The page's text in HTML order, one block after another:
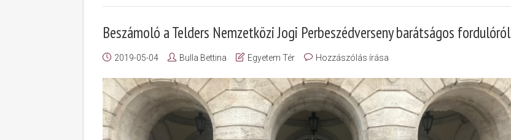
Beszámoló a Telders Nemzetközi Jogi Perbeszédverseny barátságos fordulóról
2019-05-04 Bulla Bettina Egyetem Tér Hozzászólás írása